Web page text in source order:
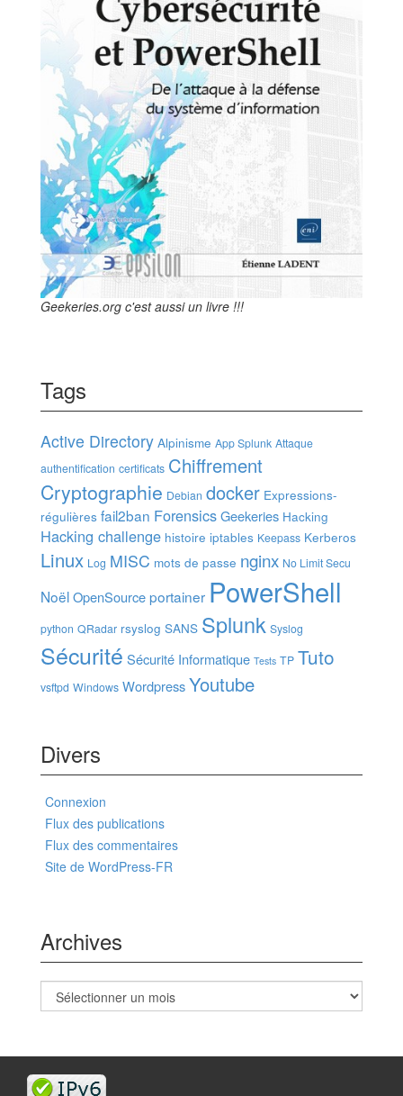
Geekeries.org c'est aussi un livre !!!
Tags
Active Directory Alpinisme App Splunk Attaque
authentification certificats Chiffrement
Cryptographie Debian docker Expressions-
régulières fail2ban ForensicsGeekeries Hacking
Hacking challenge histoire iptables Keepass Kerberos
Linux Log MISC mots de passe nginx No Limit Secu
NoëlOpenSourceportainer PowerShell
python QRadar rsyslog SANS Splunk Syslog
Sécurité Sécurité Informatique Tests TP Tuto
vsftpd Windows WordpressYoutube
Divers
Connexion
Flux des publications
Flux des commentaires
Site de WordPress-FR
Archives
Archives